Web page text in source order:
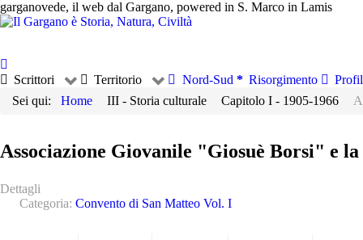
garganovede, il web dal Gargano, powered in S. Marco in Lamis
Scrittori Territorio Nord-Sud Risorgimento
Sei qui:
Home III - Storia culturale Capitolo I - 1905-1966
Associazione Giovanile "Giosuè Borsi" e la
Dettagli
Categoria: Convento di San Matteo Vol. I